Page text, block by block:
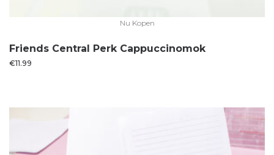
Nu Kopen
Friends Central Perk Cappuccinomok
€11.99